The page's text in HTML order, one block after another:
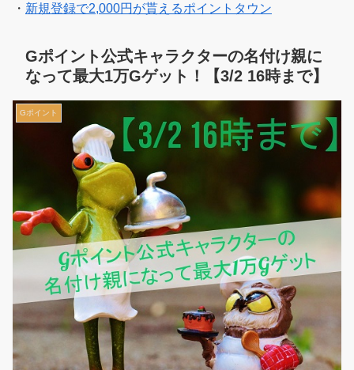
・ 新規登録で2,000円が貰えるポイントタウン
Gポイント公式キャラクターの名付け親に
なって最大1万Gゲット！【3/2 16時まで】
Gポイント